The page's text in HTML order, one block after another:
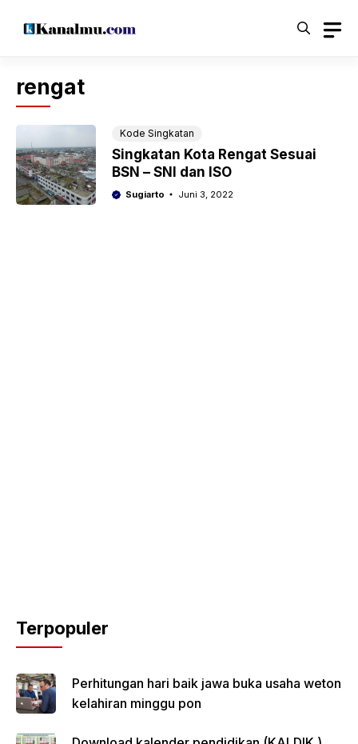
rengat
Kode Singkatan
Singkatan Kota Rengat Sesuai
BSN – SNI dan ISO
Sugiarto Juni 3, 2022
Terpopuler
Perhitungan hari baik jawa buka usaha weton
kelahiran minggu pon